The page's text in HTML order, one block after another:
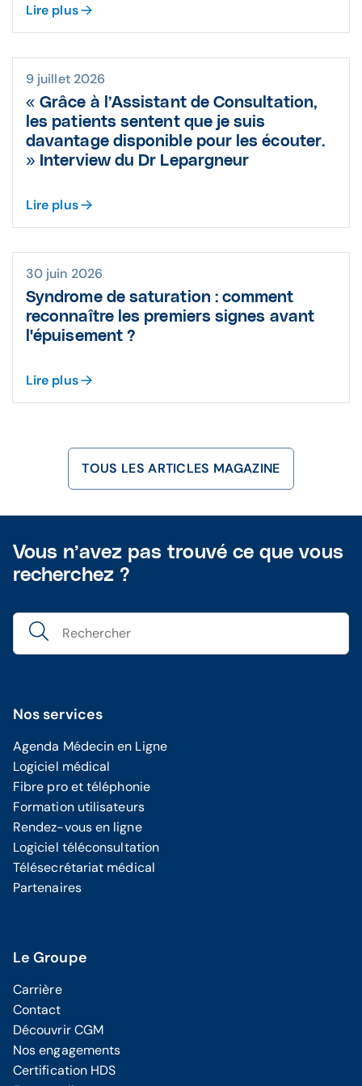
Lire plus
9 juillet 2026
« Grâce à l’Assistant de Consultation,
les patients sentent que je suis
davantage disponible pour les écouter.
» Interview du Dr Lepargneur
Lire plus
30 juin 2026
Syndrome de saturation : comment
reconnaître les premiers signes avant
l'épuisement ?
Lire plus
TOUS LES ARTICLES MAGAZINE
Vous n’avez pas trouvé ce que vous
recherchez ?
Nos services
Agenda Médecin en Ligne
Logiciel médical
Fibre pro et téléphonie
Formation utilisateurs
Rendez-vous en ligne
Logiciel téléconsultation
Télésecrétariat médical
Partenaires
Le Groupe
Carrière
Contact
Découvrir CGM
Nos engagements
Certification HDS